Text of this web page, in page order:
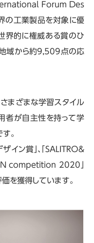
Forum Des
の工業製品を対象に優
界的に権威ある賞のひ
域から約9,509点の応
さまざまな学習スタイル
者が自主性を持って学
。
イン賞」、「SALITRO＆
competition 2020」
を獲得しています。